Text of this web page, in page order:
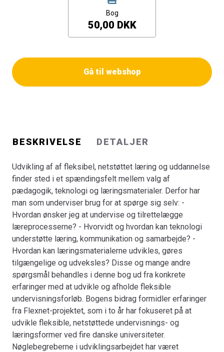
Nøglebegreberne i udviklingsarbejdet har været
fleksibilitet og kvalitet i uddannelsestilbuddene, og
bogens bidrag illustrerer, hvordan pædagogisk og
Bog
50,00 DKK
Gå til webshop
BESKRIVELSE DETALJER
Udvikling af af fleksibel, netstøttet læring og uddannelse
finder sted i et spændingsfelt mellem valg af
pædagogik, teknologi og læringsmaterialer. Derfor har
man som underviser brug for at spørge sig selv: -
Hvordan ønsker jeg at undervise og tilrettelægge
læreprocesserne? - Hvorvidt og hvordan kan teknologi
understøtte læring, kommunikation og samarbejde? -
Hvordan kan læringsmaterialerne udvikles, gøres
tilgængelige og udveksles? Disse og mange andre
spørgsmål behandles i denne bog ud fra konkrete
erfaringer med at udvikle og afholde fleksible
undervisningsforløb. Bogens bidrag formidler erfaringer
fra Flexnet-projektet, som i to år har fokuseret på at
udvikle fleksible, netstøttede undervisnings- og
læringsformer ved fire danske universiteter.
Nøglebegreberne i udviklingsarbejdet har været